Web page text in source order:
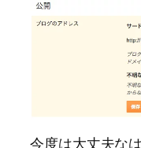
今度は大丈夫な